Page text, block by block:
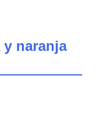
y naranja